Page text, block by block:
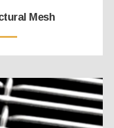
Mesh